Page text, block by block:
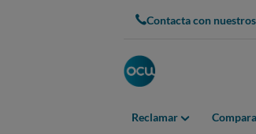
Contacta con
Reclamar